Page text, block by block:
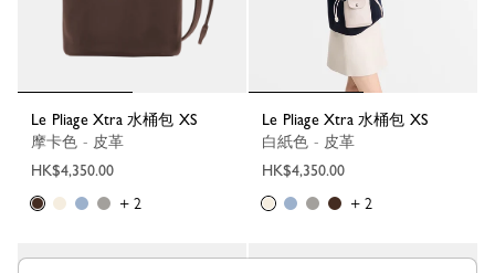
Le Pliage Xtra 水桶包 XS
摩卡色 - 皮革
HK$4,350.00
+ 2
Le Pliage Xtra 水桶包 XS
白紙色 - 皮革
HK$4,350.00
+ 2